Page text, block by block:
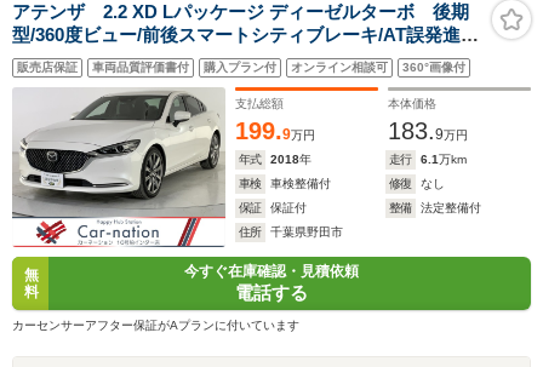
アテンザ 2.2 XD Lパッケージ ディーゼルターボ 後期
型/360度ビュー/前後スマートシティブレーキ/AT誤発進抑
制制御/全車速追従レーダークルコン/LKA/車線逸脱警
報/BSM/前後障害物センサー/茶本革/シートヒーター/Pシ
ート/BOSE/マツコネナビ/フルセグ/Bluetooth/ETC
販売店保証 車両品質評価書付 購入プラン付 オンライン相談可 360°画像付
支払総額
199.9万円
本体価格
183.9万円
年式
2018年 走行 6.1万km
車検
車検整備付 修復
なし
保証
保証付 整備
法定整備付
住所
千葉県野田市
無
料
今すぐ在庫確認・見積依頼
電話する
カーセンサーアフター保証がAプランに付いています